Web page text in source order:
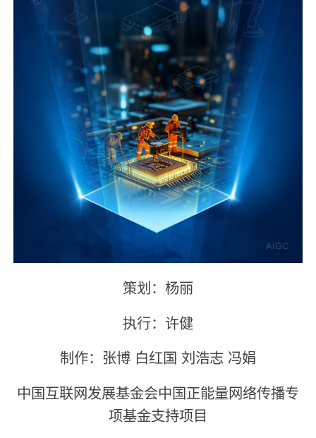
策划：杨丽
执行：许健
制作：张博 白红国 刘浩志 冯娟
中国互联网发展基金会中国正能量网络传播专
项基金支持项目